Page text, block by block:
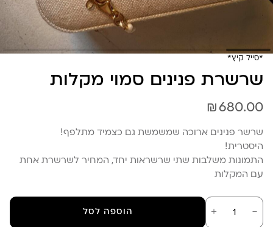
*סייל קיץ*
שרשרת פנינים סמוי מקלות
₪ 680.00
שרשר פנינים ארוכה שמשמשת גם כצמיד מתלפף!
היסטרית!
התמונות משלבות שתי שרשראות יחד, המחיר לשרשרת אחת
עם המקלות
－
כמות
של
שרשרת
＋ הוספה לסל